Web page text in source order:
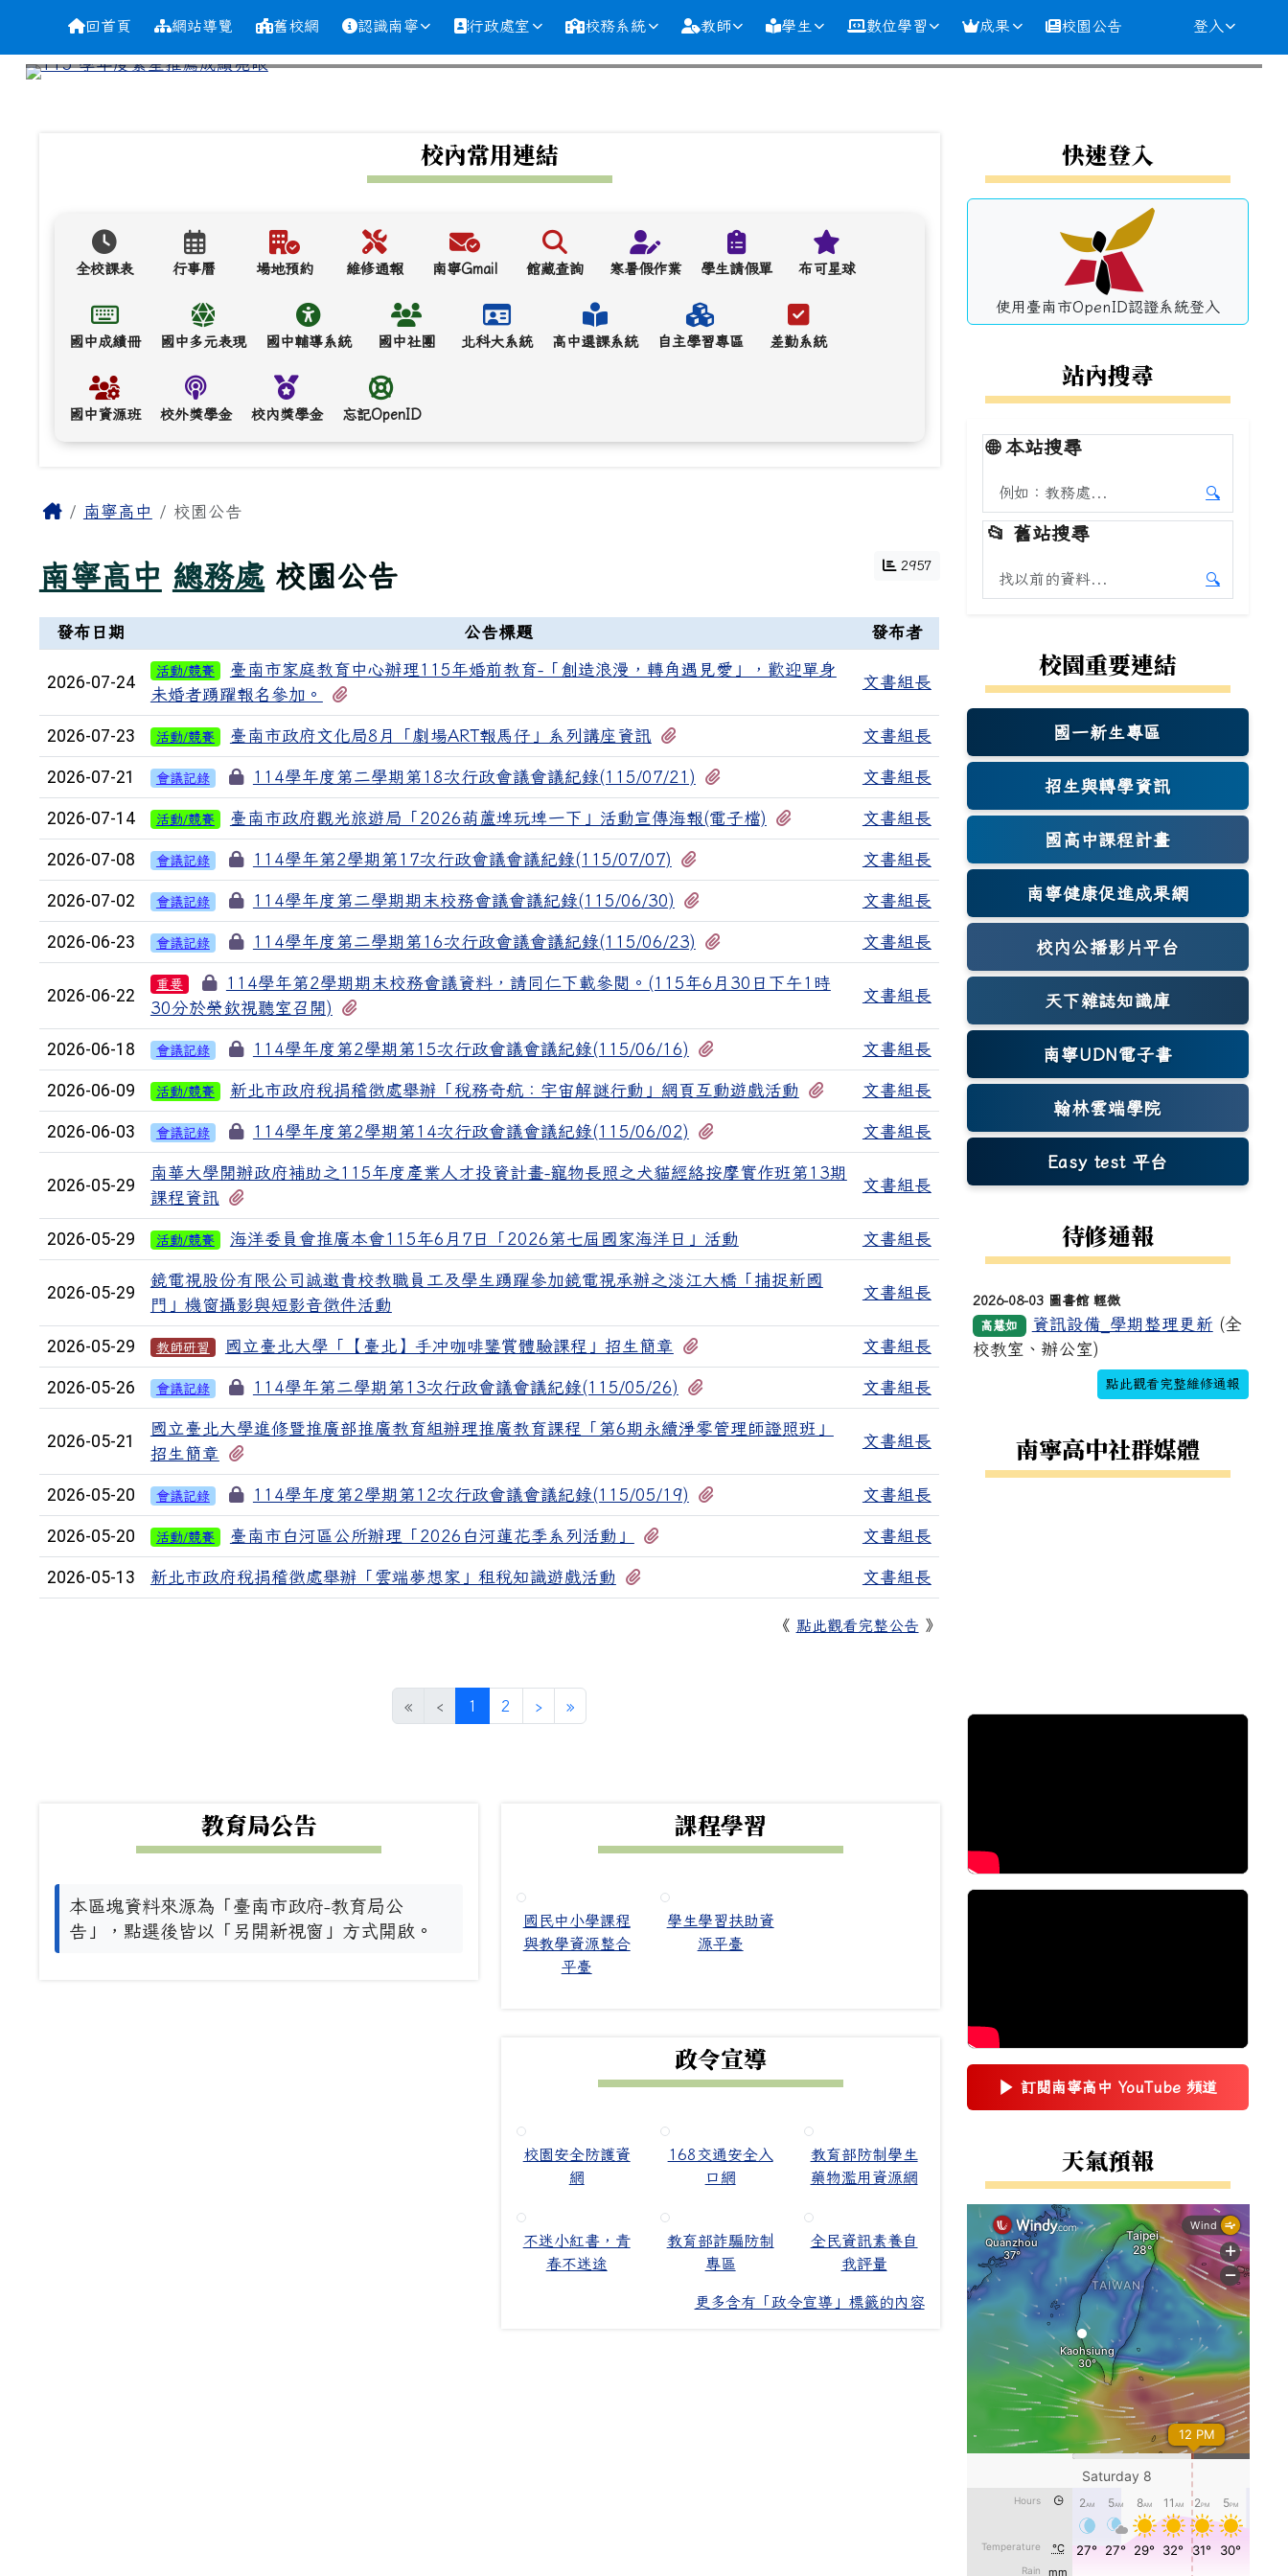
台南市南寧高中
導覽列回首頁 網站導覽 舊校網 認識南寧 行政處室 校務系統 教師 學生 數位學習 成果 校園公告 登入
校內常用連結
全校課表 行事曆 場地預約 維修通報 南寧Gmail 館藏查詢 寒暑假作業 學生請假單 布可星球
國中成績冊 國中多元表現 國中輔導系統 國中社團 北科大系統 高中選課系統 自主學習專區 差勤系統
國中資源班 校外獎學金 校內獎學金 忘記OpenID
主內容區域
Home南寧高中 校園公告
南寧高中 總務處校園公告 2957
新聞列表
發布日期 公告標題 發布者
2026-07-24
活動/競賽
臺南市家庭教育中心辦理115年婚前教育-「創造浪漫，轉角遇見愛」，歡迎單身
未婚者踴躍報名參加。
文書組長
2026-07-23 活動/競賽 臺南市政府文化局8月「劇場ART報馬仔」系列講座資訊 文書組長
2026-07-21 會議記錄 114學年度第二學期第18次行政會議會議紀錄(115/07/21) 文書組長
2026-07-14 活動/競賽 臺南市政府觀光旅遊局「2026葫蘆埤玩埤一下」活動宣傳海報(電子檔) 有1個附檔文書組長
2026-07-08 會議記錄 114學年第2學期第17次行政會議會議紀錄(115/07/07) 文書組長
2026-07-02 會議記錄 114學年度第二學期期末校務會議會議紀錄(115/06/30) 文書組長
2026-06-23 會議記錄 114學年度第二學期第16次行政會議會議紀錄(115/06/23) 文書組長
2026-06-22
重要
114學年第2學期期末校務會議資料，請同仁下載參閱。(115年6月30日下午1時
30分於榮欽視聽室召開)
文書組長
2026-06-18 會議記錄 114學年度第2學期第15次行政會議會議紀錄(115/06/16) 文書組長
2026-06-09 活動/競賽 新北市政府稅捐稽徵處舉辦「稅務奇航：宇宙解謎行動」網頁互動遊戲活動 有1個附檔
文書組長
2026-06-03 會議記錄 114學年度第2學期第14次行政會議會議紀錄(115/06/02) 文書組長
2026-05-29
南華大學開辦政府補助之115年度產業人才投資計畫-寵物長照之犬貓經絡按摩實作班第13期
課程資訊
文書組長
2026-05-29 活動/競賽 海洋委員會推廣本會115年6月7日「2026第七屆國家海洋日」活動 文書組長
2026-05-29
鏡電視股份有限公司誠邀貴校教職員工及學生踴躍參加鏡電視承辦之淡江大橋「捕捉新國
門」機窗攝影與短影音徵件活動
文書組長
2026-05-29 教師研習 國立臺北大學「【臺北】手冲咖啡鑒賞體驗課程」招生簡章 文書組長
2026-05-26 會議記錄 114學年第二學期第13次行政會議會議紀錄(115/05/26) 文書組長
2026-05-21
國立臺北大學進修暨推廣部推廣教育組辦理推廣教育課程「第6期永續淨零管理師證照班」
招生簡章
文書組長
2026-05-20 會議記錄 114學年度第2學期第12次行政會議會議紀錄(115/05/19) 文書組長
2026-05-20 活動/競賽 臺南市白河區公所辦理「2026白河蓮花季系列活動」 文書組長
2026-05-13 新北市政府稅捐稽徵處舉辦「雲端夢想家」租稅知識遊戲活動 文書組長
《 點此觀看完整公告 》
« ‹ 1 (目前頁次)
2 ›下一頁
»最後頁
教育局公告
本區塊資料來源為「臺南市政府-教育局公
告」，點選後皆以「另開新視窗」方式開啟。
課程學習
國民中小學課程
與教學資源整合
平臺
學生學習扶助資
源平臺
政令宣導
校園安全防護資
網
168交通安全入
口網
教育部防制學生
藥物濫用資源網
不迷小紅書，青
春不迷途
教育部詐騙防制
專區
全民資訊素養自
我評量
更多含有「政令宣導」標籤的內容
左邊區域內容
快速登入
使用臺南市OpenID認證系統登入
站內搜尋
🌐本站搜尋
搜尋本站內容
🔍
開始本站
📂 舊站搜尋
搜尋舊站內容
🔍
開始舊站
校園重要連結
國一新生專區
(另開新視窗)
招生與轉學資訊
國高中課程計畫
南寧健康促進成果網
(另開新視窗)
校內公播影片平台
天下雜誌知識庫
(另開新視窗)
南寧UDN電子書
翰林雲端學院
Easy test 平台
(另開新視窗)
待修通報
2026-08-03 圖書館 輕微
高慧如
資訊設備_學期整理更新 (全
校教室、辦公室)
點此觀看完整維修通報
南寧高中社群媒體
▶ 訂閱南寧高中 YouTube 頻道
(另開新視窗)
右邊區域內容
天氣預報